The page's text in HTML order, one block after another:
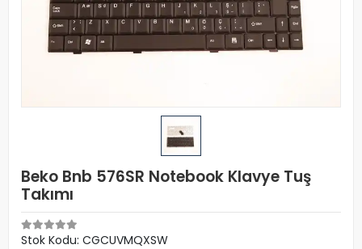
Beko Bnb 576SR Notebook Klavye Tuş
Takımı
Stok Kodu: CGCUVMQXSW